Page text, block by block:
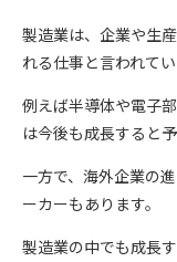
製造業は、企業や生
れる仕事と言われてい
例えば半導体や電子
は今後も成長すると
一方で、海外企業の
ーカーもあります。
製造業の中でも成長